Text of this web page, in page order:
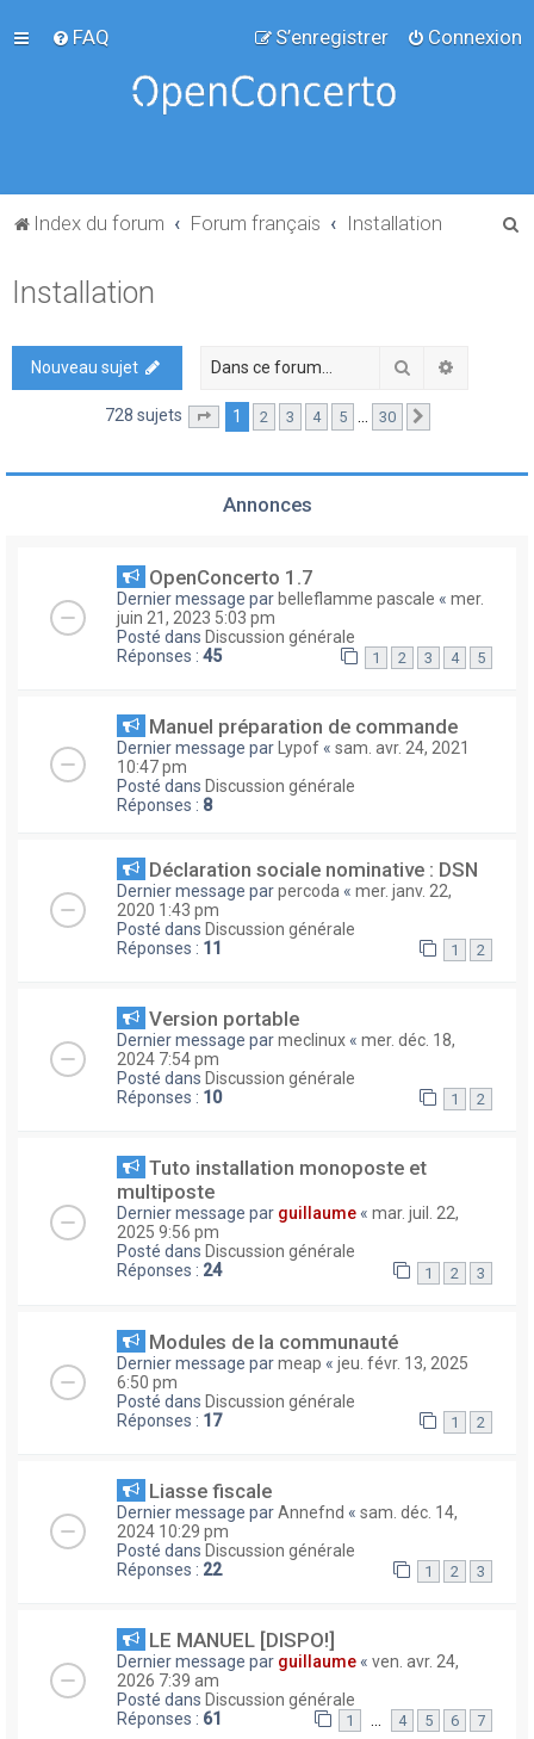
FAQ Connexion
S’enregistrer
Index du forum Forum français Installation
Installation
Nouveau sujet Rechercher
728 sujets Page sur30
1 2 3 4 5 … 30
Annonces
OpenConcerto 1.7
Dernier message par belleflamme pascale « mer.
juin 21, 2023 5:03 pm
Posté dans Discussion générale
Réponses : 45 1 2 3 4 5
Manuel préparation de commande
Dernier message par Lypof « sam. avr. 24, 2021
10:47 pm
Posté dans Discussion générale
Réponses : 8
Déclaration sociale nominative : DSN
Dernier message parpercoda « mer. janv. 22,
2020 1:43 pm
Posté dans Discussion générale
Réponses : 11 1 2
Version portable
Dernier message parmeclinux « mer. déc. 18,
2024 7:54 pm
Posté dans Discussion générale
Réponses : 10 1 2
Tuto installation monoposte et
multiposte
Dernier message par guillaume « mar. juil. 22,
2025 9:56 pm
Posté dans Discussion générale
Réponses : 24 1 2 3
Modules de la communauté
Dernier message parmeap « jeu. févr. 13, 2025
6:50 pm
Posté dans Discussion générale
Réponses : 17 1 2
Liasse fiscale
Dernier message parAnnefnd « sam. déc. 14,
2024 10:29 pm
Posté dans Discussion générale
Réponses : 22 1 2 3
LE MANUEL [DISPO!]
Dernier message par guillaume « ven. avr. 24,
2026 7:39 am
Posté dans Discussion générale
Réponses : 61 1 … 4 5 6 7